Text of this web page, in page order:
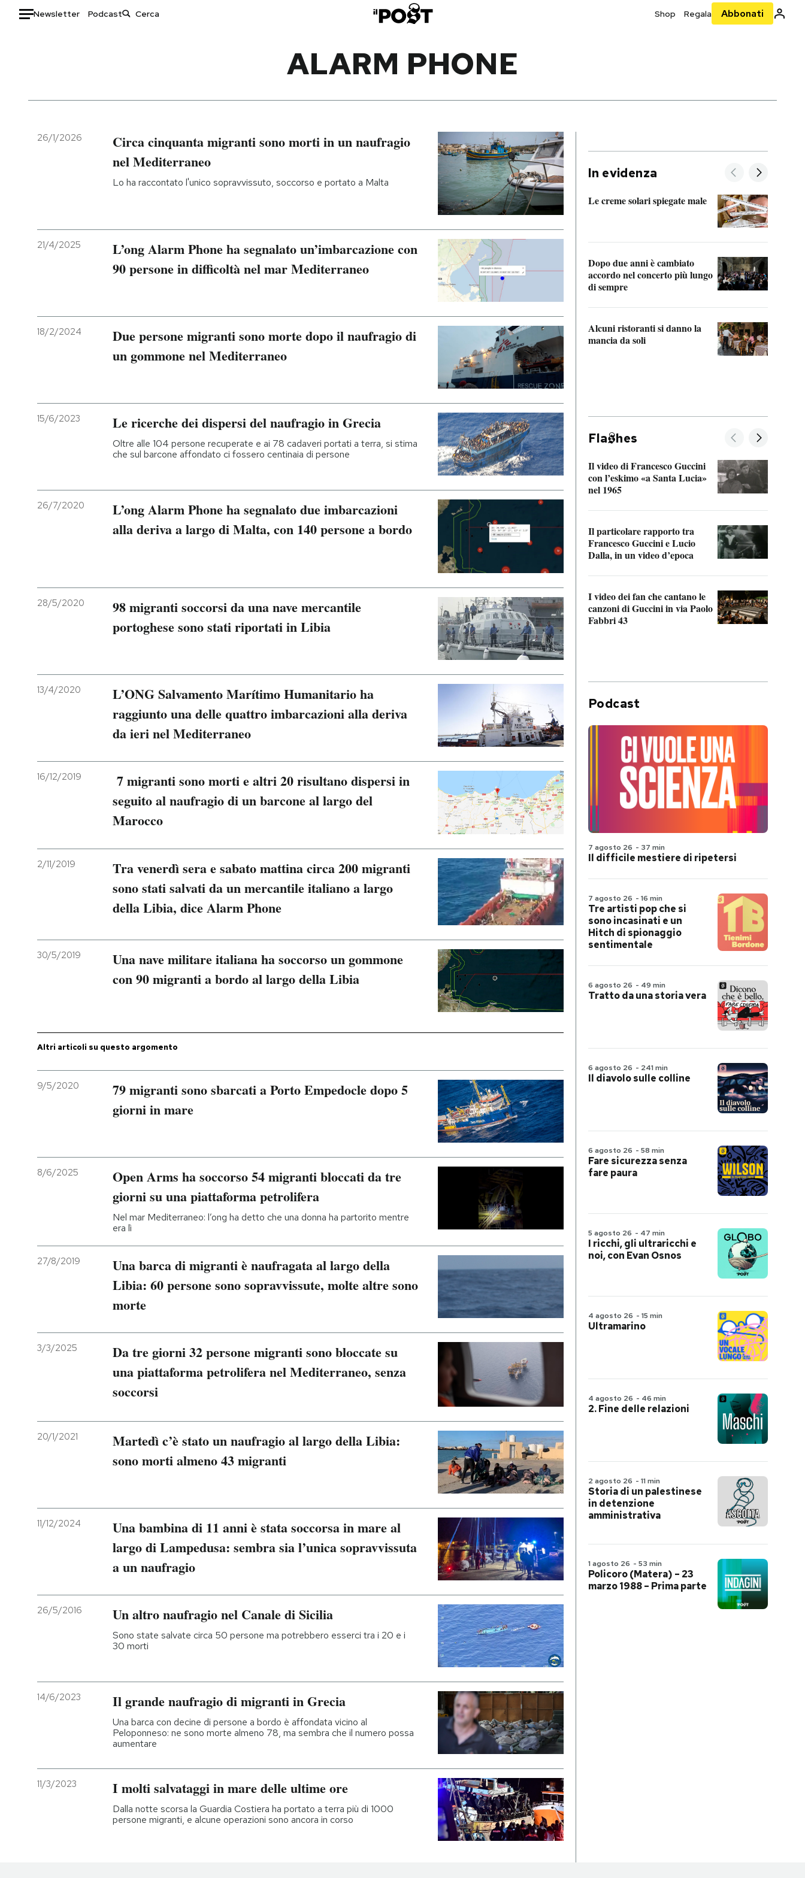
Newsletter Podcast Shop Regala Abbonati
Italia
Politica
Moda
Storie/Idee
Ok Boomer!
Media
NEWSLETTER
AREA PERSONALE
ALARM PHONE
26/1/2026
Circa cinquanta migranti sono morti in un naufragio
nel Mediterraneo
Lo ha raccontato l'unico sopravvissuto, soccorso e portato a Malta
21/4/2025
L’ong Alarm Phone ha segnalato un’imbarcazione con
90 persone in difficoltà nel mar Mediterraneo
18/2/2024
Due persone migranti sono morte dopo il naufragio di
un gommone nel Mediterraneo
15/6/2023 Le ricerche dei dispersi del naufragio in Grecia
Oltre alle 104 persone recuperate e ai 78 cadaveri portati a terra, si stima
che sul barcone affondato ci fossero centinaia di persone
26/7/2020
L’ong Alarm Phone ha segnalato due imbarcazioni
alla deriva a largo di Malta, con 140 persone a bordo
28/5/2020
98 migranti soccorsi da una nave mercantile
portoghese sono stati riportati in Libia
13/4/2020
L’ONG Salvamento Marítimo Humanitario ha
raggiunto una delle quattro imbarcazioni alla deriva
da ieri nel Mediterraneo
16/12/2019
7 migranti sono morti e altri 20 risultano dispersi in
seguito al naufragio di un barcone al largo del
Marocco
2/11/2019
Tra venerdì sera e sabato mattina circa 200 migranti
sono stati salvati da un mercantile italiano a largo
della Libia, dice Alarm Phone
30/5/2019
Una nave militare italiana ha soccorso un gommone
con 90 migranti a bordo al largo della Libia
Altri articoli su questo argomento
9/5/2020
79 migranti sono sbarcati a Porto Empedocle dopo 5
giorni in mare
8/6/2025
Open Arms ha soccorso 54 migranti bloccati da tre
giorni su una piattaforma petrolifera
Nel mar Mediterraneo: l’ong ha detto che una donna ha partorito mentre
era lì
27/8/2019
Una barca di migranti è naufragata al largo della
Libia: 60 persone sono sopravvissute, molte altre sono
morte
3/3/2025
Da tre giorni 32 persone migranti sono bloccate su
una piattaforma petrolifera nel Mediterraneo, senza
soccorsi
20/1/2021
Martedì c’è stato un naufragio al largo della Libia:
sono morti almeno 43 migranti
11/12/2024
Una bambina di 11 anni è stata soccorsa in mare al
largo di Lampedusa: sembra sia l’unica sopravvissuta
a un naufragio
26/5/2016 Un altro naufragio nel Canale di Sicilia
Sono state salvate circa 50 persone ma potrebbero esserci tra i 20 e i
30 morti
14/6/2023 Il grande naufragio di migranti in Grecia
Una barca con decine di persone a bordo è affondata vicino al
Peloponneso: ne sono morte almeno 78, ma sembra che il numero possa
aumentare
11/3/2023 I molti salvataggi in mare delle ultime ore
Dalla notte scorsa la Guardia Costiera ha portato a terra più di 1000
persone migranti, e alcune operazioni sono ancora in corso
In evidenza
Le creme solari spiegate male
Dopo due anni è cambiato
accordo nel concerto più lungo
di sempre
Alcuni ristoranti si danno la
mancia da soli
Fla hes
Il video di Francesco Guccini
con l’eskimo «a Santa Lucia»
nel 1965
Il particolare rapporto tra
Francesco Guccini e Lucio
Dalla, in un video d’epoca
I video dei fan che cantano le
canzoni di Guccini in via Paolo
Fabbri 43
Podcast
7 agosto 26 - 37 min
Il difficile mestiere di ripetersi
7 agosto 26 - 16 min
Tre artisti pop che si
sono incasinati e un
Hitch di spionaggio
sentimentale
6 agosto 26 - 49 min
Tratto da una storia vera
6 agosto 26 - 241 min
Il diavolo sulle colline
6 agosto 26 - 58 min
Fare sicurezza senza
fare paura
5 agosto 26 - 47 min
I ricchi, gli ultraricchi e
noi, con Evan Osnos
4 agosto 26 - 15 min
Ultramarino
4 agosto 26 - 46 min
2. Fine delle relazioni
2 agosto 26 - 11 min
Storia di un palestinese
in detenzione
amministrativa
1 agosto 26 - 53 min
Policoro (Matera) – 23
marzo 1988 – Prima parte